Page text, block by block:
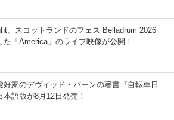
、スコットランドのフェス Belladrum 2026
た「America」のライブ映像が公開！
好家のデヴィッド・バーンの著書『自転車日
本語版が8月12日発売！